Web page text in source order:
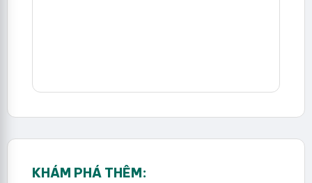
KHÁM PHÁ THÊM: